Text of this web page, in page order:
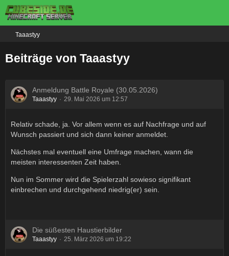
Taaastyy
Beiträge von Taaastyy
Anmeldung Battle Royale (30.05.2026)
Taaastyy 29. Mai 2026 um 12:57
Relativ schade, ja. Vor allem wenn es auf Nachfrage und auf
Wunsch passiert und sich dann keiner anmeldet.
Nächstes mal eventuell eine Umfrage machen, wann die
meisten interessenten Zeit haben.
Nun im Sommer wird die Spielerzahl sowieso signifikant
einbrechen und durchgehend niedrig(er) sein.
Die süßesten Haustierbilder
Taaastyy 25. März 2026 um 19:22